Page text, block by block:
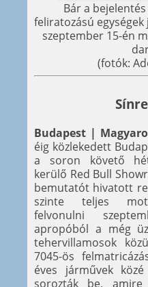
Bár a
feliratozású
szeptember 15-én
(fotók:
Budapest |
éig közlekedett
a soron követő
kerülő Red Bull
bemutatót hivatott
szinte teljes
felvonulni
apropóból a még
tehervillamosok
7045-ös
éves járművek
sorozták be,